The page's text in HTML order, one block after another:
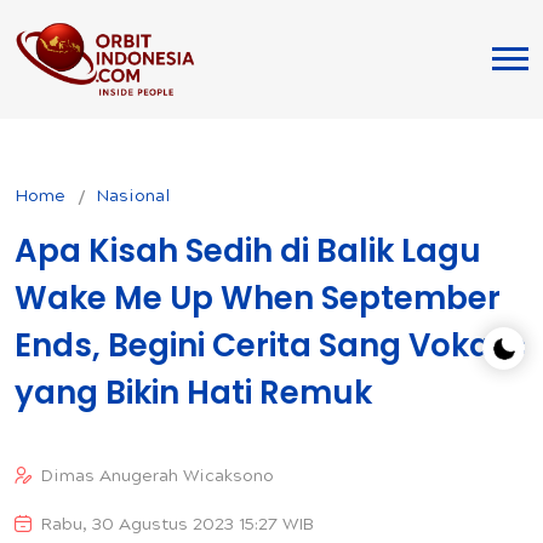
Home Nasional
Apa Kisah Sedih di Balik Lagu
Wake Me Up When September
Ends, Begini Cerita Sang Vokalis
yang Bikin Hati Remuk
Dimas Anugerah Wicaksono
Rabu, 30 Agustus 2023 15:27 WIB